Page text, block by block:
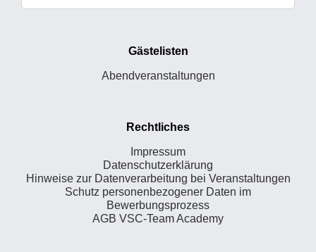
Gästelisten
Abendveranstaltungen
Rechtliches
Impressum
Datenschutzerklärung
Hinweise zur Datenverarbeitung bei Veranstaltungen
Schutz personenbezogener Daten im
Bewerbungsprozess
AGB VSC-Team Academy